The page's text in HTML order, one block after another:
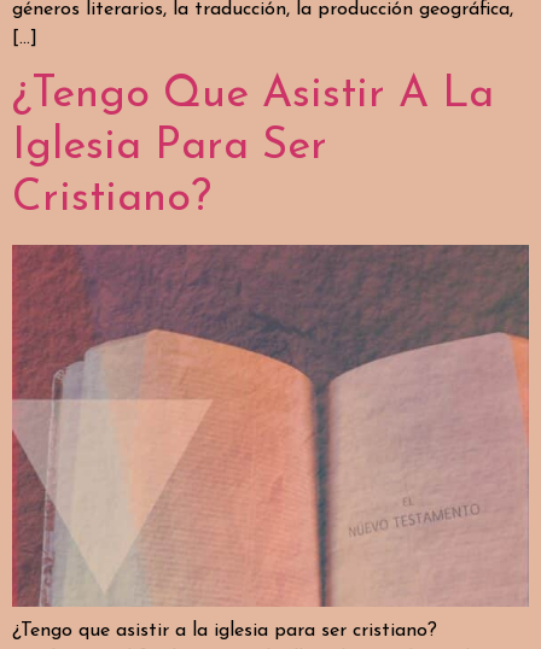
géneros literarios, la traducción, la producción geográfica,
[…]
¿Tengo Que Asistir A La
Iglesia Para Ser
Cristiano?
¿Tengo que asistir a la iglesia para ser cristiano?